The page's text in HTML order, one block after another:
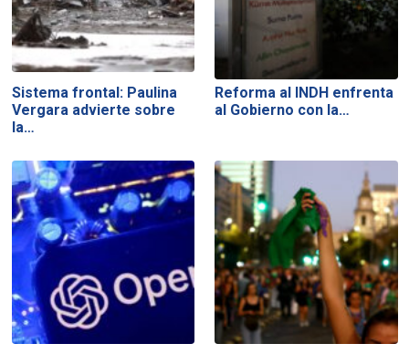
Sistema frontal: Paulina
Vergara advierte sobre
la…
Reforma al INDH enfrenta
al Gobierno con la…